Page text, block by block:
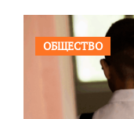
ОБЩЕСТВО